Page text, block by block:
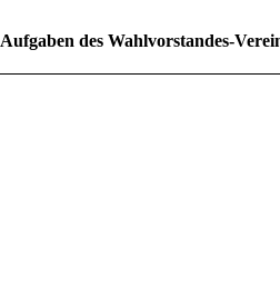
des Wahlvorstandes-